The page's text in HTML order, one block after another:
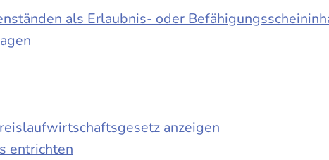
als Erlaubnis- oder
anzeigen
entrichten